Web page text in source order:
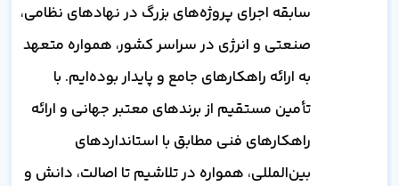
سابقه اجرای پروژه‌های بزرگ در نهادهای نظامی،
صنعتی و انرژی در سراسر کشور، همواره متعهد
به ارائه راهکارهای جامع و پایدار بوده‌ایم. با
تأمین مستقیم از برندهای معتبر جهانی و ارائه
راهکارهای فنی مطابق با استانداردهای
بین‌المللی، همواره در تلاشیم تا اصالت، دانش و